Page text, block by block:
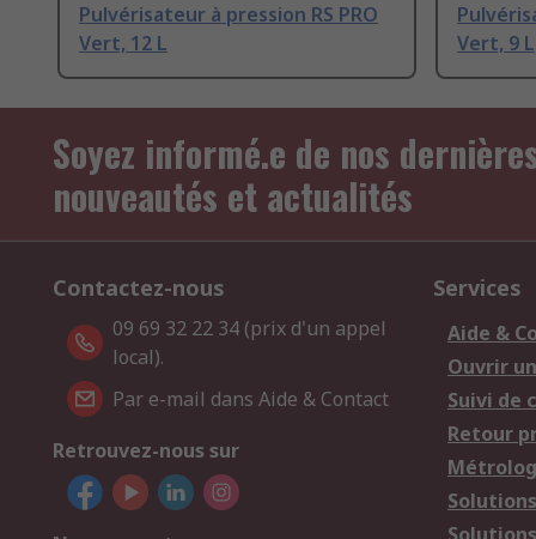
Pulvérisateur à pression RS PRO
Vert, 12 L
Vert, 9 L
Soyez informé.e de nos
nouveautés et actualités
Contactez-nous
09 69 32 22 34 (prix d'un appel
local).
Par e-mail dans Aide & Contact
Retrouvez-nous sur
Services
Aide &
Ouvrir
Suivi de
Retour